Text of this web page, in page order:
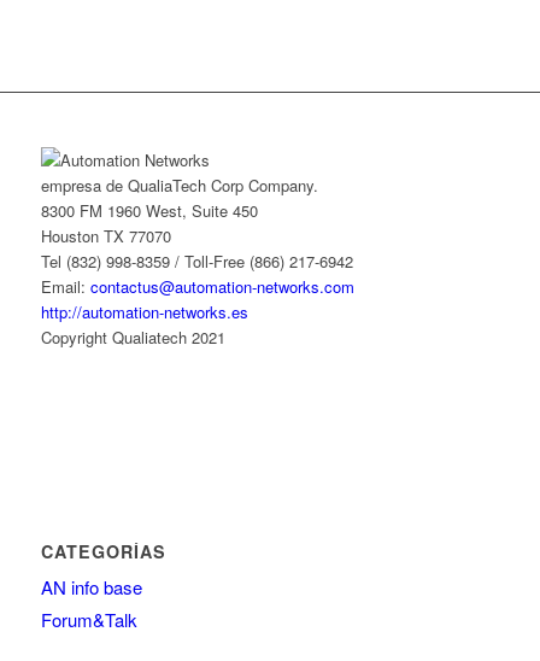
empresa de QualiaTech Corp Company.
8300 FM 1960 West, Suite 450
Houston TX 77070
Tel (832) 998-8359 / Toll-Free (866) 217-6942
Email: contactus@automation-networks.com
http://automation-networks.es
Copyright Qualiatech 2021
CATEGORÍAS
AN info base
Forum&Talk